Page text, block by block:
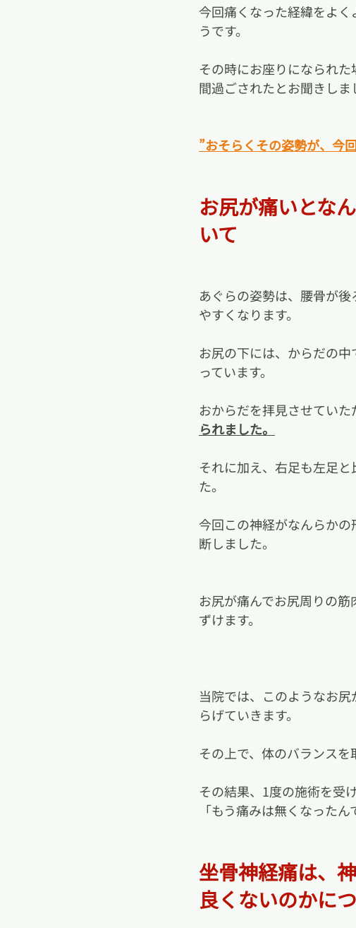
今回痛くなった経緯をよ
うです。
その時にお座りになられた
間過ごされたとお聞きしま
”おそらくその姿勢が、今
お尻が痛いとな
いて
あぐらの姿勢は、腰骨が
やすくなります。
お尻の下には、からだの
っています。
おからだを拝見させていた
られました。
それに加え、右足も左足
た。
今回この神経がなんらかの
断しました。
お尻が痛んでお尻周りの
ずけます。
当院では、このようなお
らげていきます。
その上で、体のバランスを
その結果、1度の施術を受
「もう痛みは無くなった
坐骨神経痛は、
良くないのかに